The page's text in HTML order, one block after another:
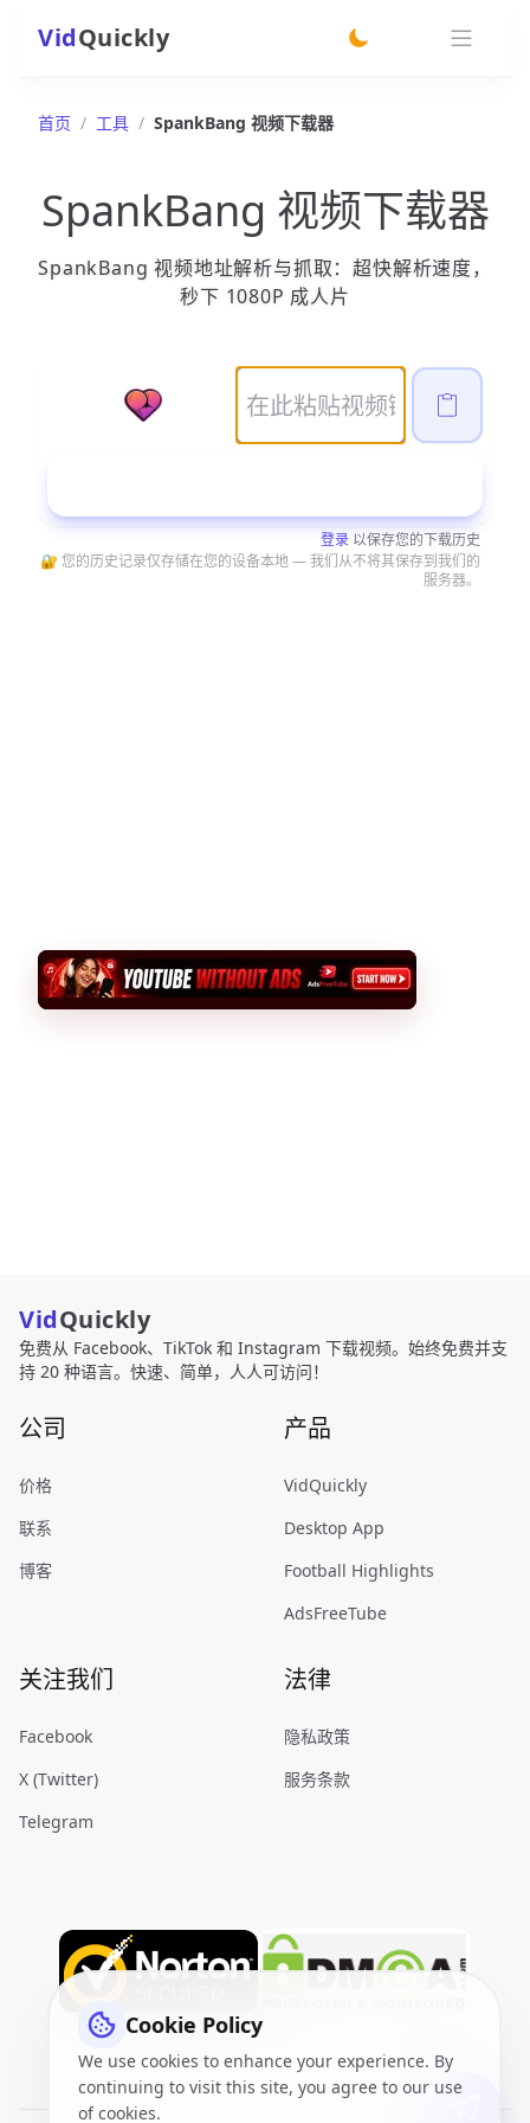
VidQuickly
首页 / 工具 / SpankBang 视频下载器
SpankBang 视频下载器
SpankBang 视频地址解析与抓取：超快解析速度，
秒下 1080P 成人片
登录 以保存您的下载历史
🔐 您的历史记录仅存储在您的设备本地 — 我们从不将其保存到我们的
服务器。
VidQuickly
免费从 Facebook、TikTok 和 Instagram 下载视频。始终免费并支
持 20 种语言。快速、简单，人人可访问！
公司
价格
联系
博客
产品
VidQuickly
Desktop App
Football Highlights
AdsFreeTube
关注我们
Facebook
X (Twitter)
Telegram
法律
隐私政策
服务条款
Cookie Policy
We use cookies to enhance your experience. By
continuing to visit this site, you agree to our use
of cookies.